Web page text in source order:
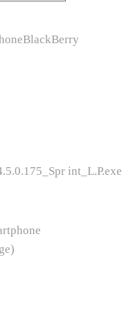
int_L.P.exe